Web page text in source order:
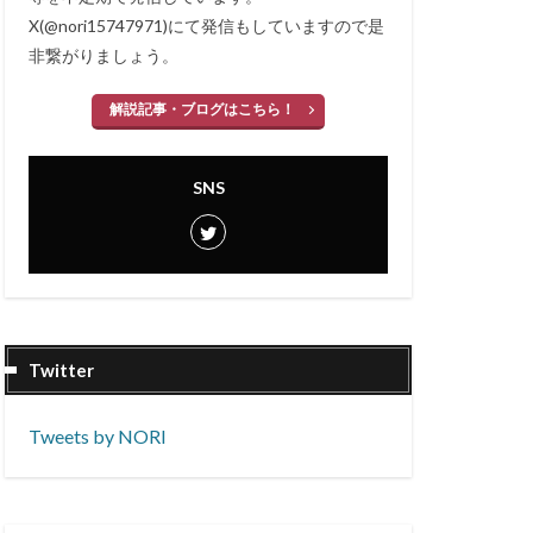
X(@nori15747971)にて発信もしていますので是
非繋がりましょう。
解説記事・ブログはこちら！
SNS
Twitter
Tweets by NORI